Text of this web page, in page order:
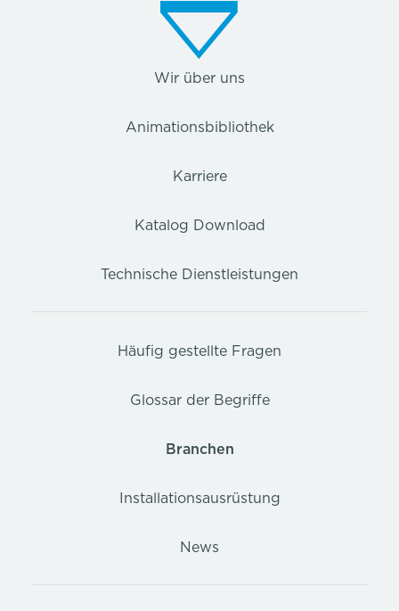
Wir über uns
Animationsbibliothek
Karriere
Katalog Download
Technische Dienstleistungen
Häufig gestellte Fragen
Glossar der Begriffe
Branchen
Installationsausrüstung
News